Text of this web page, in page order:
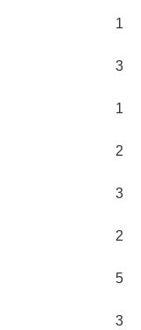
1
3
1
2
3
2
5
3